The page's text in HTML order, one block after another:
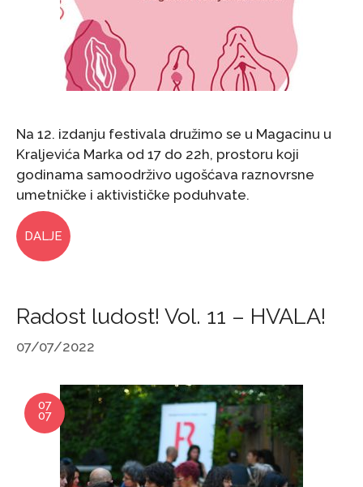
Na 12. izdanju festivala družimo se u Magacinu u
Kraljevića Marka od 17 do 22h, prostoru koji
godinama samoodrživo ugošćava raznovrsne
umetničke i aktivističke poduhvate.
DALJE
Radost ludost! Vol. 11 – HVALA!
07/07/2022
07
07